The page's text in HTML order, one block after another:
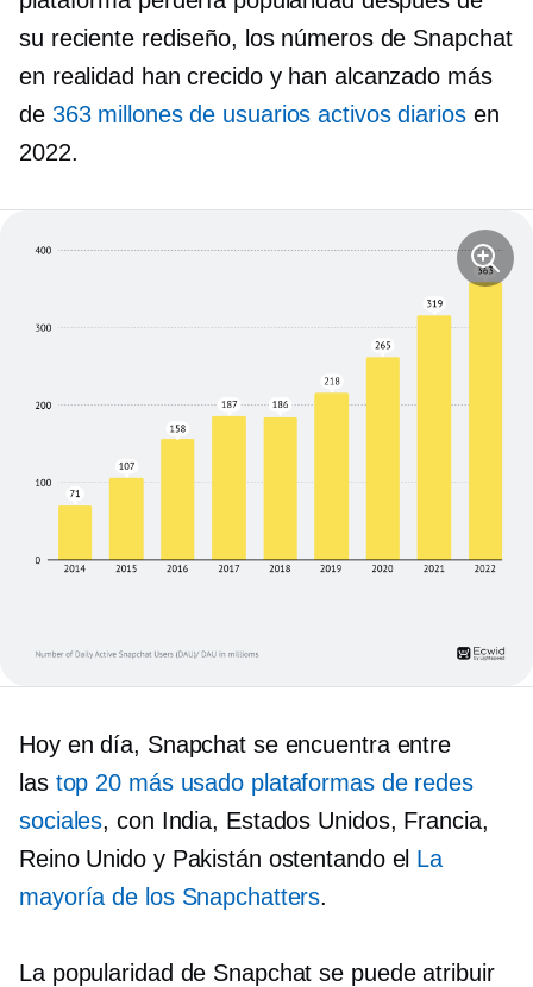
su reciente rediseño, los números de Snapchat
en realidad han crecido y han alcanzado más
de 363 millones de usuarios activos diariosen
2022.
Hoy en día, Snapchat se encuentra entre
las top 20 más usado plataformas de redes
sociales, con India, Estados Unidos, Francia,
Reino Unido y Pakistán ostentando el La
mayoría de los Snapchatters.
La popularidad de Snapchat se puede atribuir